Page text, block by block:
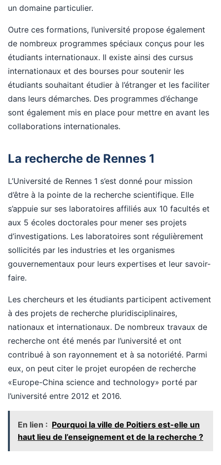
un domaine particulier.
Outre ces formations, l’université propose également
de nombreux programmes spéciaux conçus pour les
étudiants internationaux. Il existe ainsi des cursus
internationaux et des bourses pour soutenir les
étudiants souhaitant étudier à l’étranger et les faciliter
dans leurs démarches. Des programmes d’échange
sont également mis en place pour mettre en avant les
collaborations internationales.
La recherche de Rennes 1
L’Université de Rennes 1 s’est donné pour mission
d’être à la pointe de la recherche scientifique. Elle
s’appuie sur ses laboratoires affiliés aux 10 facultés et
aux 5 écoles doctorales pour mener ses projets
d’investigations. Les laboratoires sont régulièrement
sollicités par les industries et les organismes
gouvernementaux pour leurs expertises et leur savoir-
faire.
Les chercheurs et les étudiants participent activement
à des projets de recherche pluridisciplinaires,
nationaux et internationaux. De nombreux travaux de
recherche ont été menés par l’université et ont
contribué à son rayonnement et à sa notoriété. Parmi
eux, on peut citer le projet européen de recherche
«Europe-China science and technology» porté par
l’université entre 2012 et 2016.
En lien : Pourquoi la ville de Poitiers est-elle un
haut lieu de l’enseignement et de la recherche ?